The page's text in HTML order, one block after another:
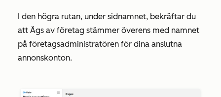
I den högra rutan, under sidnamnet, bekräftar du
att Ägs av företag stämmer överens med namnet
på företagsadministratören för dina anslutna
annonskonton.